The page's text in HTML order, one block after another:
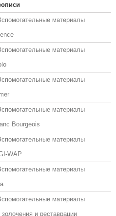
материалы
материалы
материалы
материалы
Bourgeois
материалы
WAP
материалы
материалы
золочения и реставрации